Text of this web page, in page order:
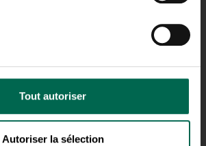
Tout autoriser
Autoriser la sélection
514.481.0451